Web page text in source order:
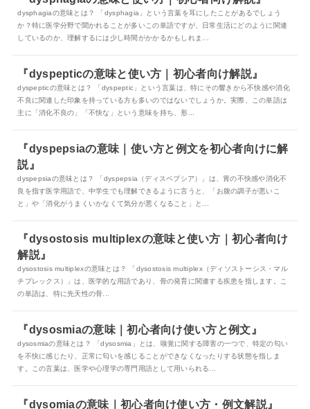
dysphagiaの意味とは？ 「dysphagia」という言葉を耳にしたことがあるでしょう
か？特に医学分野で聞かれることが多いこの単語ですが、日常生活にどのように関連
しているのか、理解するには少し時間がかかるかもしれま...
『dyspepticの意味と使い方｜初心者向け解説』
dyspepticの意味とは？ 「dyspeptic」という言葉は、特にその響きから不快感や消化
不良に関連した印象を持っている方も多いのではないでしょうか。実際、この単語は
主に「消化不良の」「不快な」という意味を持ち、形...
『dyspepsiaの意味｜使い方と例文を初心者向けに解
説』
dyspepsiaの意味とは？ 「dyspepsia（ディスペプシア）」は、胃の不快感や消化不
良を指す医学用語で、中学生でも理解できるように言うと、「お腹の調子が悪いこ
と」や「消化がうまくいかなくて気分が悪くなること」と...
『dysostosis multiplexの意味と使い方｜初心者向け
解説』
dysostosis multiplexの意味とは？ 「dysostosis multiplex（ディソストーシス・マル
チプレックス）」は、医学的な用語であり、骨の発育に関連する疾患を指します。こ
の単語は、特に先天性の骨...
『dysosmiaの意味｜初心者向け使い方と例文』
dysosmiaの意味とは？ 「dysosmia」とは、嗅覚に関する障害の一つで、特定の匂い
を不快に感じたり、正常に匂いを感じることができなくなったりする状態を指しま
す。この言葉は、医学や心理学の専門用語として用いられる...
『dysomiaの意味｜初心者向け使い方・例文解説』